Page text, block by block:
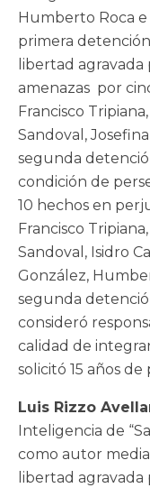
Humberto Roca
primera
libertad agravada
amenazas por
Francisco
Sandoval,
segunda
condición de
10 hechos en
Francisco
Sandoval, Isidro
González,
segunda
consideró
calidad de
solicitó 15 años de
Luis Rizzo
Inteligencia de
como autor
libertad agravada